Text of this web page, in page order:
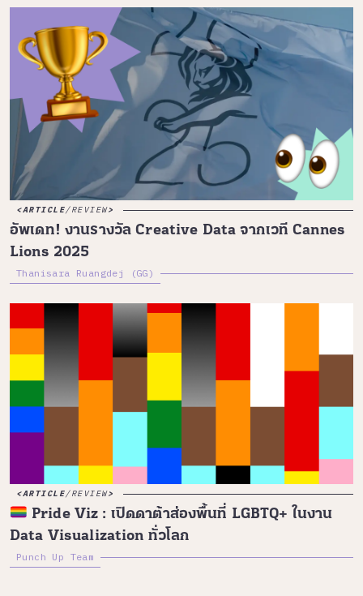
ARTICLE/REVIEW
อัพเดท! งานรางวัล Creative Data จากเวที Cannes
Lions 2025
Thanisara Ruangdej (GG)
ARTICLE/REVIEW
Pride Viz : เปิดดาต้าส่องพื้นที่ LGBTQ+ ในงาน
Data Visualization ทั่วโลก
Punch Up Team